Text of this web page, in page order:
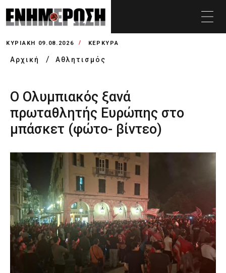
ΚΥΡΙΑΚΉ 09.08.2026 ΚΕΡΚΥΡΑ
Αρχική Αθλητισμός
Ο Ολυμπιακός ξανά
πρωταθλητής Ευρώπης στο
μπάσκετ (φώτο- βίντεο)